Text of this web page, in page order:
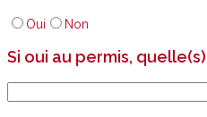
Oui Non
Si oui au permis,